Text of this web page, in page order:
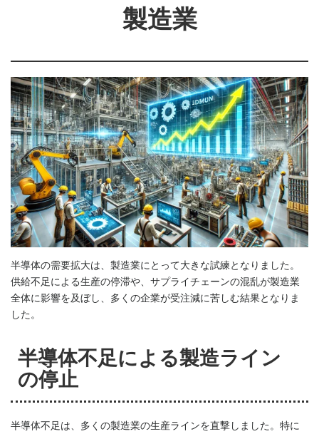
製造業
半導体の需要拡大は、製造業にとって大きな試練となりました。
供給不足による生産の停滞や、サプライチェーンの混乱が製造業
全体に影響を及ぼし、多くの企業が受注減に苦しむ結果となりま
した。
半導体不足による製造ライン
の停止
半導体不足は、多くの製造業の生産ラインを直撃しました。特に